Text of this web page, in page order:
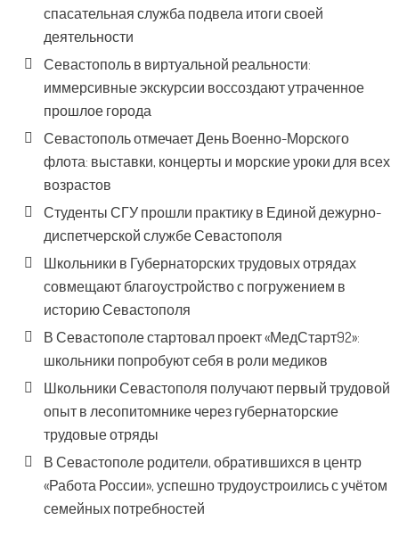
спасательная служба подвела итоги своей
деятельности
Севастополь в виртуальной реальности:
иммерсивные экскурсии воссоздают утраченное
прошлое города
Севастополь отмечает День Военно-Морского
флота: выставки, концерты и морские уроки для всех
возрастов
Студенты СГУ прошли практику в Единой дежурно-
диспетчерской службе Севастополя
Школьники в Губернаторских трудовых отрядах
совмещают благоустройство с погружением в
историю Севастополя
В Севастополе стартовал проект «МедСтарт92»:
школьники попробуют себя в роли медиков
Школьники Севастополя получают первый трудовой
опыт в лесопитомнике через губернаторские
трудовые отряды
В Севастополе родители, обратившихся в центр
«Работа России», успешно трудоустроились с учётом
семейных потребностей